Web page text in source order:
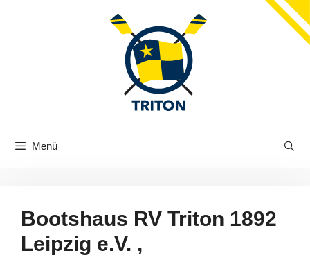
Menü
Bootshaus RV Triton 1892
Leipzig e.V. ,